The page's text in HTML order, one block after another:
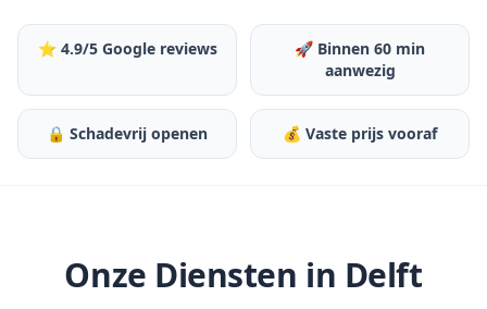
⭐ 4.9/5 Google reviews
🚀 Binnen 60 min
aanwezig
🔒 Schadevrij openen 💰 Vaste prijs vooraf
Onze Diensten in Delft